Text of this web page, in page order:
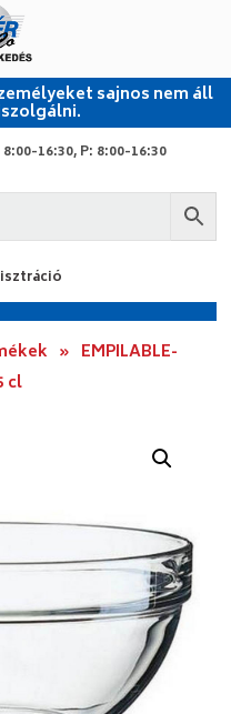
sajnos nem áll
16:30, P: 8:00-16:30
» EMPILABLE-
cl